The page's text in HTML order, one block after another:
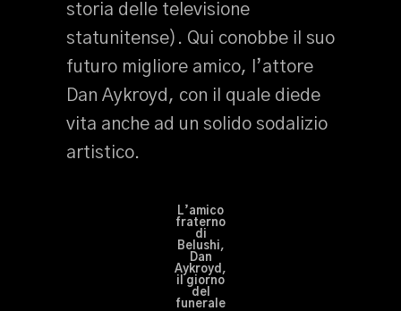
storia delle televisione
statunitense). Qui conobbe il suo
futuro migliore amico, l’attore
Dan Aykroyd, con il quale diede
vita anche ad un solido sodalizio
artistico.
L’amico
fraterno
di
Belushi,
Dan
Aykroyd,
il giorno
del
funerale